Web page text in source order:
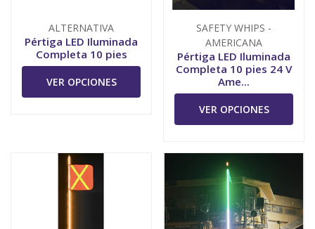
ALTERNATIVA
Pértiga LED Iluminada
Completa 10 pies
VER OPCIONES
SAFETY WHIPS -
AMERICANA
Pértiga LED Iluminada
Completa 10 pies 24 V
Ame...
VER OPCIONES